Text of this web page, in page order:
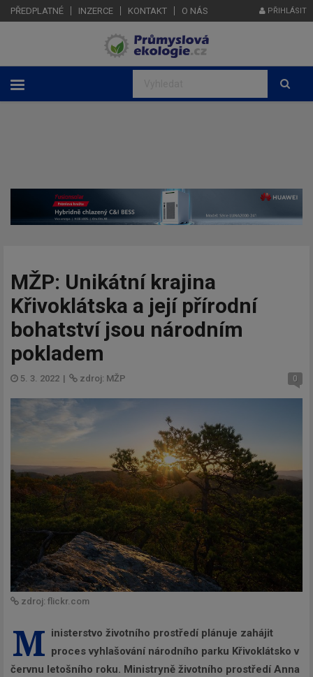
PŘEDPLATNÉ INZERCE KONTAKT O NÁS PŘIHLÁSIT
MŽP: Unikátní krajina
Křivoklátska a její přírodní
bohatství jsou národním
pokladem
5. 3. 2022 | zdroj: MŽP 0
zdroj: flickr.com
M inisterstvo životního prostředí plánuje zahájit
proces vyhlašování národního parku Křivoklátsko v
červnu letošního roku. Ministryně životního prostředí Anna